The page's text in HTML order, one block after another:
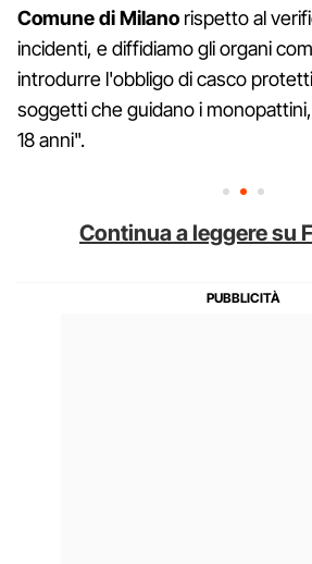
Comune di Milano rispetto al
incidenti, e diffidiamo gli organi
introdurre l'obbligo di casco
soggetti che guidano i
18 anni".
Continua a leggere su